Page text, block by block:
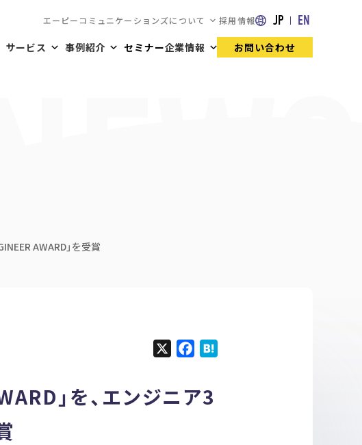
エーピーコミュニケーションズについて 採用情報 JP EN
サービス 事例紹介 セミナー企業情報 お問い合わせ
AWARD」を受賞
」を、エンジニア3
X F
a
c
e